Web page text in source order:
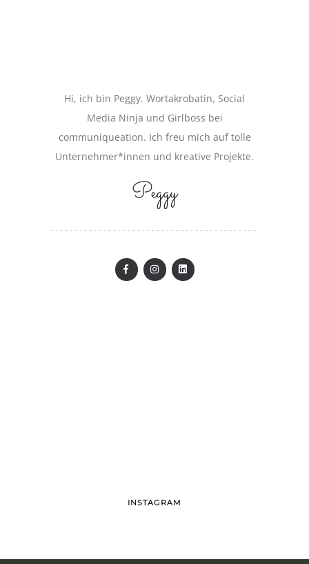
Hi, ich bin Peggy. Wortakrobatin, Social
Media Ninja und Girlboss bei
communiqueation. Ich freu mich auf tolle
Unternehmer*innen und kreative Projekte.
Peggy
INSTAGRAM